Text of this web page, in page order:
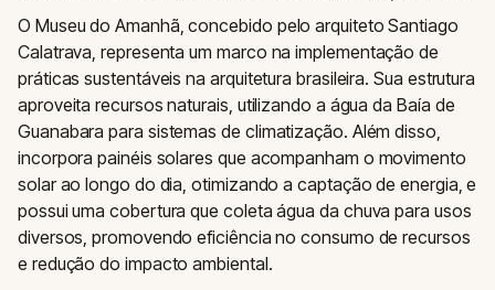
O Museu do Amanhã, concebido pelo arquiteto Santiago
Calatrava, representa um marco na implementação de
práticas sustentáveis na arquitetura brasileira. Sua estrutura
aproveita recursos naturais, utilizando a água da Baía de
Guanabara para sistemas de climatização. Além disso,
incorpora painéis solares que acompanham o movimento
solar ao longo do dia, otimizando a captação de energia, e
possui uma cobertura que coleta água da chuva para usos
diversos, promovendo eficiência no consumo de recursos
e redução do impacto ambiental.